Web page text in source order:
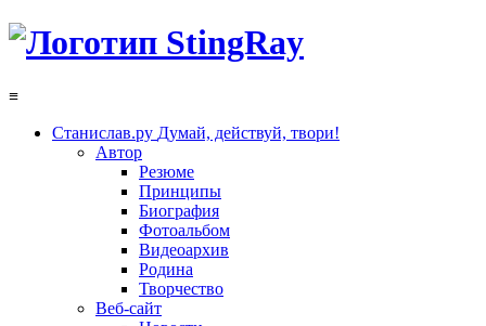
≡
Станислав.ру Думай, действуй, твори!
Автор
Резюме
Принципы
Биография
Фотоальбом
Видеоархив
Родина
Творчество
Веб-сайт